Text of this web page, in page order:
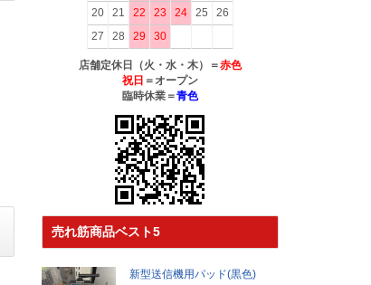
20
21 22 23 24 25
26
27
28 29 30
店舗定休日（火・水・木）＝赤色
祝日 ＝オープン
臨時休業＝青色
売れ筋商品ベスト5
新型送信機用パッド(黒色)